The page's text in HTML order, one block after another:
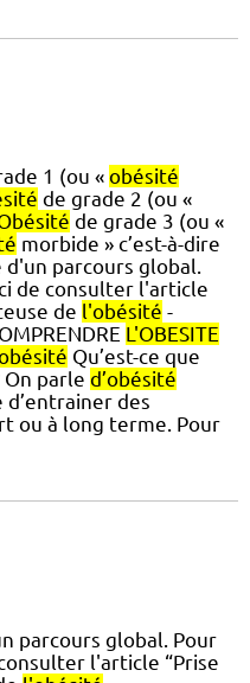
1 (ou « obésité
de grade 2 (ou «
de grade 3 (ou «
morbide » c’est-à-dire
d'un parcours global.
de consulter l'article
de l'obésité -
L'OBESITE
Qu’est-ce que
On parle d’obésité
d’entrainer des
ou à long terme. Pour
parcours global. Pour
l'article “Prise